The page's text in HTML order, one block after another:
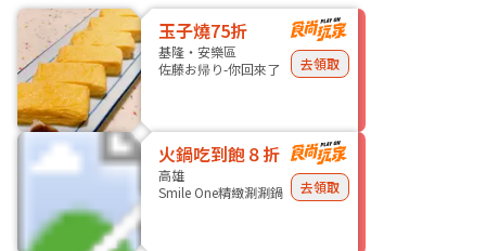
玉子燒75折
基隆・安樂區
佐藤お帰り-你回來了
去領取
火鍋吃到飽８折
高雄
Smile One精緻涮涮鍋
去領取